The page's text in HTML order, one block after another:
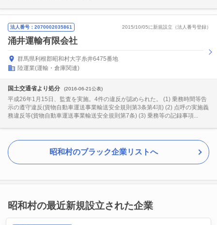
法人番号：2070002035861 2015/10/05に新規設立（法人番号登録）
涌井運輸有限会社
群馬県利根郡昭和村大字糸井6475番地
陸運業(運輸・倉庫関連)
国土交通省より処分 (2016-06-21公表)
平成26年1月15日、監査を実施。4件の違反が認められた。 (1) 乗務時間等告
示の遵守違反(貨物自動車運送事業輸送安全規則第3条第4項) (2) 点呼の実施義
務違反等(貨物自動車運送事業輸送安全規則第7条) (3) 乗務等の記録事項...
昭和村のブラック企業リストへ
昭和村の最近新規設立された企業